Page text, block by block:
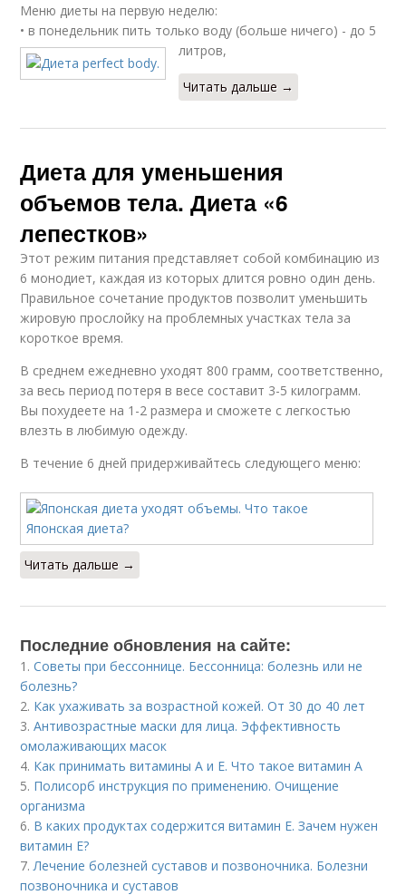
Меню диеты на первую неделю:
• в понедельник пить только воду (больше ничего) - до 5
литров,
Читать дальше →
Диета для уменьшения
объемов тела. Диета «6
лепестков»
Этот режим питания представляет собой комбинацию из
6 монодиет, каждая из которых длится ровно один день.
Правильное сочетание продуктов позволит уменьшить
жировую прослойку на проблемных участках тела за
короткое время.
В среднем ежедневно уходят 800 грамм, соответственно,
за весь период потеря в весе составит 3-5 килограмм.
Вы похудеете на 1-2 размера и сможете с легкостью
влезть в любимую одежду.
В течение 6 дней придерживайтесь следующего меню:
Читать дальше →
Последние обновления на сайте:
1.Советы при бессоннице. Бессонница: болезнь или не
болезнь?
2. Как ухаживать за возрастной кожей. От 30 до 40 лет
3.Антивозрастные маски для лица. Эффективность
омолаживающих масок
4. Как принимать витамины А и Е. Что такое витамин А
5. Полисорб инструкция по применению. Очищение
организма
6. В каких продуктах содержится витамин Е. Зачем нужен
витамин Е?
7.Лечение болезней суставов и позвоночника. Болезни
позвоночника и суставов